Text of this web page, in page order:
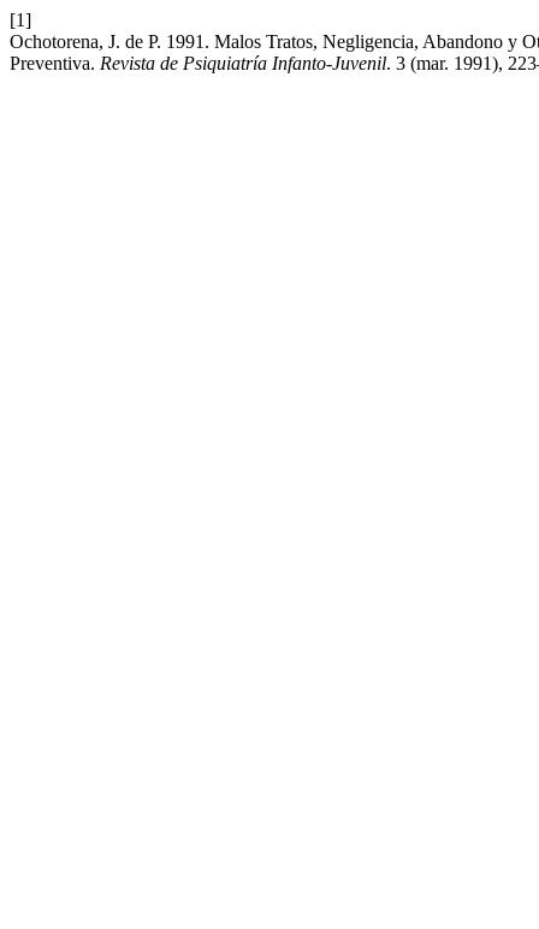
[1]
Ochotorena, J. de P. 1991. Malos Tratos, Negligencia, Abandono y
Preventiva. Revista de Psiquiatría Infanto-Juvenil. 3 (mar. 1991),